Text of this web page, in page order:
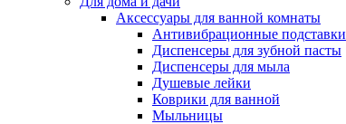
Аксессуары для ванной комнаты
Антивибрационные подставки
Диспенсеры для зубной пасты
Диспенсеры для мыла
Душевые лейки
Коврики для ванной
Мыльницы